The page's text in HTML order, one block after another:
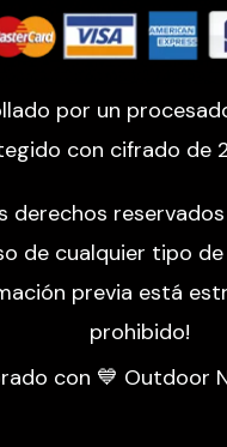
por un
con cifrado de
derechos
de cualquier tipo
previa está
prohibido!
con 💙 Outdoor